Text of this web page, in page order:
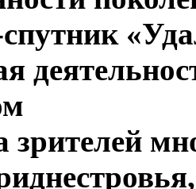
зрителей